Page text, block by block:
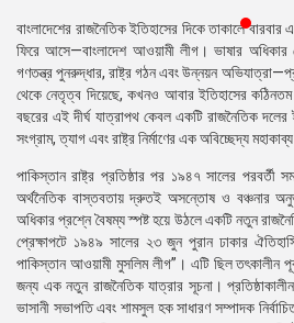
রিলিজ
প্রকাশনা
গ্যালারি
জামায়াত
সহিংসতা
সংগঠন
নির্বাচনী
ইশতেহার
​বাংলাদেশের রাজনৈতিক ইতিহাসের দিকে তাকালে
ফিরে আসে—বাংলাদেশ আওয়ামী লীগ। ভাষার
গণতন্ত্র পুনরুদ্ধার, রাষ্ট্র গঠন এবং উন্নয়ন
থেকে নেতৃত্ব দিয়েছে, কখনও আবার ইতিহাসের
বছরের এই দীর্ঘ যাত্রাপথ কেবল একটি রাজনৈতিক দলের
সংগ্রাম, ত্যাগ এবং রাষ্ট্র নির্মাণের এক অবিচ্ছেদ্য
​পাকিস্তান রাষ্ট্র প্রতিষ্ঠার পর ১৯৪৭ সালের পরবর্তী
অর্থনৈতিক বাস্তবতায় দ্রুতই অসন্তোষ ও বঞ্চনার
অধিকার প্রশ্নে বৈষম্য স্পষ্ট হয়ে উঠলে একটি নতুন
প্রেক্ষাপটে ১৯৪৯ সালের ২৩ জুন পুরান ঢাকার
পাকিস্তান আওয়ামী মুসলিম লীগ”। এটি ছিল তৎকালীন
জন্য এক নতুন রাজনৈতিক যাত্রার সূচনা।
ভাসানী সভাপতি এবং শামসুল হক সাধারণ সম্পাদক